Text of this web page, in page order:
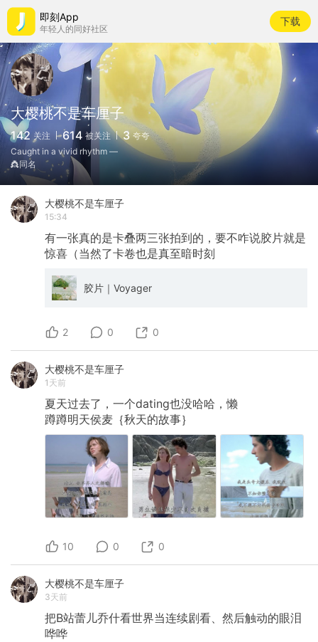
即刻App
年轻人的同好社区
下载
大樱桃不是车厘子
142 关注 614 被关注 3 夸夸
Caught in a vivid rhythm —
👸同名
大樱桃不是车厘子
15:34
有一张真的是卡叠两三张拍到的，要不咋说胶片就是
惊喜（当然了卡卷也是真至暗时刻
胶片｜Voyager
2 0 0
大樱桃不是车厘子
1天前
夏天过去了，一个dating也没哈哈，懒
蹲蹲明天侯麦｛秋天的故事｝
10 0 0
大樱桃不是车厘子
3天前
把B站蕾儿乔什看世界当连续剧看、然后触动的眼泪
哗哗